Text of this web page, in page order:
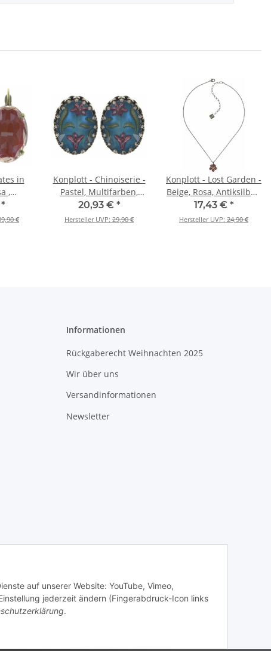
auf unserer Website: YouTube, Vimeo,
jederzeit ändern (Fingerabdruck-Icon links
.
in
,
*
€
Konplott - Chinoiserie -
Pastel, Multifarben,
Antiksilber, Ohrringe
mit Stecker
20,93 € *
Hersteller UVP: 29,90 €
Konplott - Lost Garden -
Beige, Rosa, Antiksilber,
Halskette mit Anhänger
17,43 € *
Hersteller UVP: 24,90 €
Informationen
Rückgaberecht Weihnachten 2025
Wir über uns
Versandinformationen
Newsletter